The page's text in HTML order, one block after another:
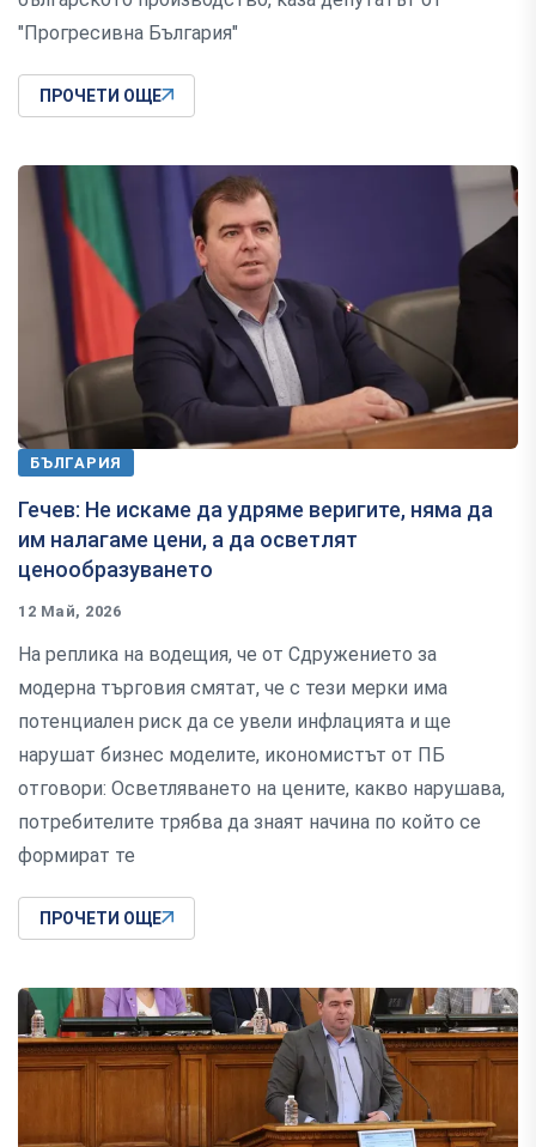
"Прогресивна България"
ПРОЧЕТИ ОЩЕ
БЪЛГАРИЯ
Гечев: Не искаме да удряме веригите, няма да
им налагаме цени, а да осветлят
ценообразуването
12 Май, 2026
На реплика на водещия, че от Сдружението за
модерна търговия смятат, че с тези мерки има
потенциален риск да се увели инфлацията и ще
нарушат бизнес моделите, икономистът от ПБ
отговори: Осветляването на цените, какво нарушава,
потребителите трябва да знаят начина по който се
формират те
ПРОЧЕТИ ОЩЕ